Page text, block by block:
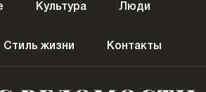
Культура Люди
Стиль жизни Контакты